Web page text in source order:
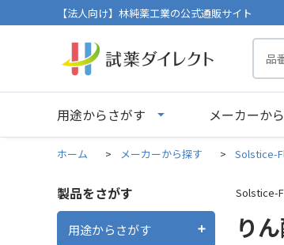
【法人向け】林純薬工業の公式通販サイト
用途からさがす メーカーか
ホーム > メーカーから探す > Solstice-
製品をさがす
用途からさがす
Solstice-
り